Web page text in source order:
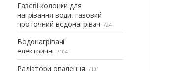
Газові колонки для
нагрівання води, газовий
проточний водонагрівач
24
Водонагрівачі
електричні
104
Радіатори опалення 101